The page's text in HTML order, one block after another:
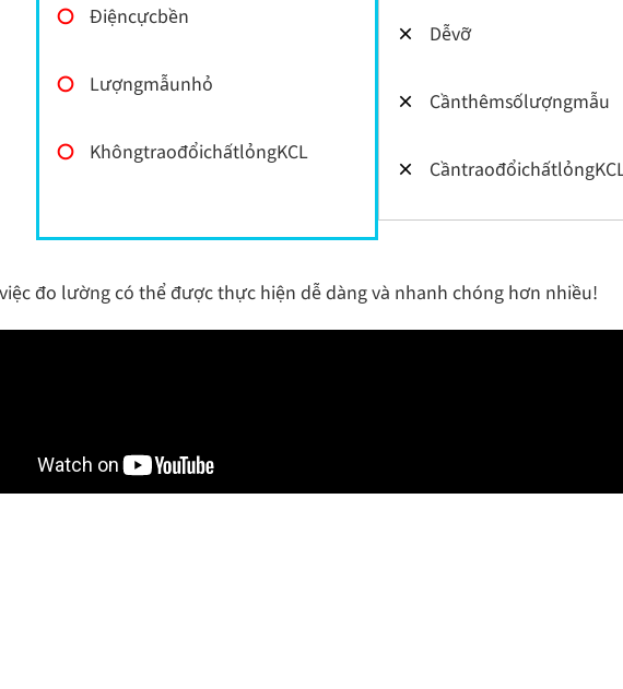
〇 Điệncựcbền
〇 Lượngmẫunhỏ
〇 KhôngtraođổichấtlỏngKCL
× Dễvỡ
× Cầnthêmsốlượngmẫu
×
đo lường có thể được thực hiện dễ dàng và nhanh chóng hơn nhiều!